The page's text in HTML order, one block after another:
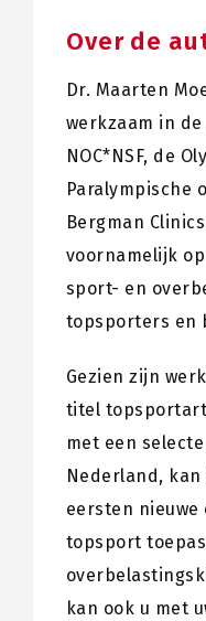
Over de
Dr. Maarten
werkzaam in
NOC*NSF, de
Paralympische
Bergman
voornamelijk
sport- en
topsporters en
Gezien zijn
titel
met een
Nederland,
eersten
topsport
kan ook u met